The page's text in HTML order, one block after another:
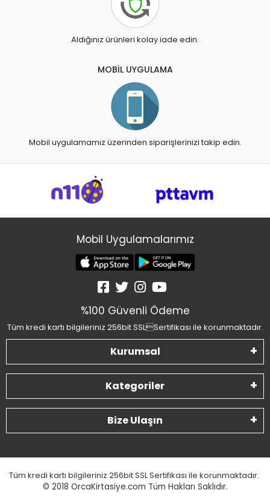
Aldığınız ürünleri kolay iade edin.
MOBİL UYGULAMA
Mobil uygulamamız üzerinden siparişlerinizi takip edin.
Mobil Uygulamalarımız
%100 Güvenli Ödeme
Tüm kredi kartı bilgileriniz 256bit SSLSertifikası ile korunmaktadır.
Kurumsal
Kategoriler
Bize Ulaşın
Tüm kredi kartı bilgileriniz 256bit SSL Sertifikası ile korunmaktadır.
© 2018 OrcaKirtasiye.com Tüm Hakları Saklıdır.